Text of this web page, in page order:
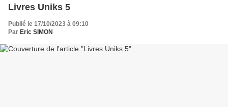
Livres Uniks 5
Publié le 17/10/2023 à 09:10
Par Eric SIMON